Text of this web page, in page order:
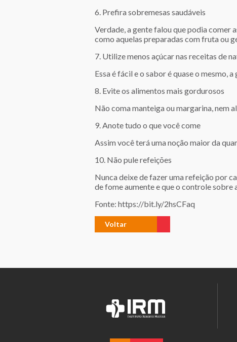
6. Prefira sobremesas saudáveis
Verdade, a gente falou que podia comer
como aquelas preparadas com fruta ou
7. Utilize menos açúcar nas receitas de
Essa é fácil e o sabor é quase o mesmo,
8. Evite os alimentos mais gordurosos
Não coma manteiga ou margarina, nem
9. Anote tudo o que você come
Assim você terá uma noção maior da
10. Não pule refeições
Nunca deixe de fazer uma refeição por
de fome aumente e que o controle sobre
Fonte: https://bit.ly/2hsCFaq
Voltar